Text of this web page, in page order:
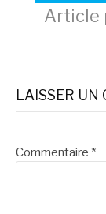
Lire
la
Article
LAISSER UN
Commentaire *